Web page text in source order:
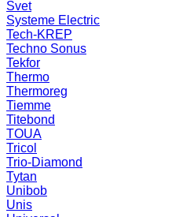
Svet
Systeme Electric
Tech-KREP
Techno Sonus
Tekfor
Thermo
Thermoreg
Tiemme
Titebond
TOUA
Tricol
Trio-Diamond
Tytan
Unibob
Unis